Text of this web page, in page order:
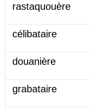
rastaquouère
célibataire
douanière
grabataire